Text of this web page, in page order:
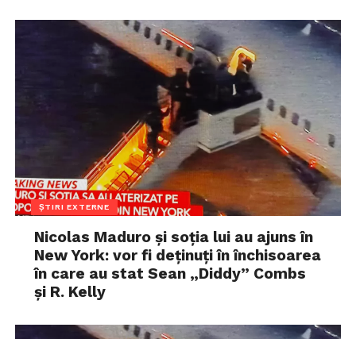
ȘTIRI EXTERNE
Nicolas Maduro și soția lui au ajuns în
New York: vor fi deținuți în închisoarea
în care au stat Sean „Diddy” Combs
și R. Kelly